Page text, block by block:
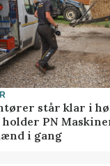
står klar i
holder PN
i gang